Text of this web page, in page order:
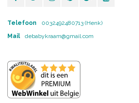
Telefoon
0032492480713 (Henk)
Mail
debabykraam@gmail.com